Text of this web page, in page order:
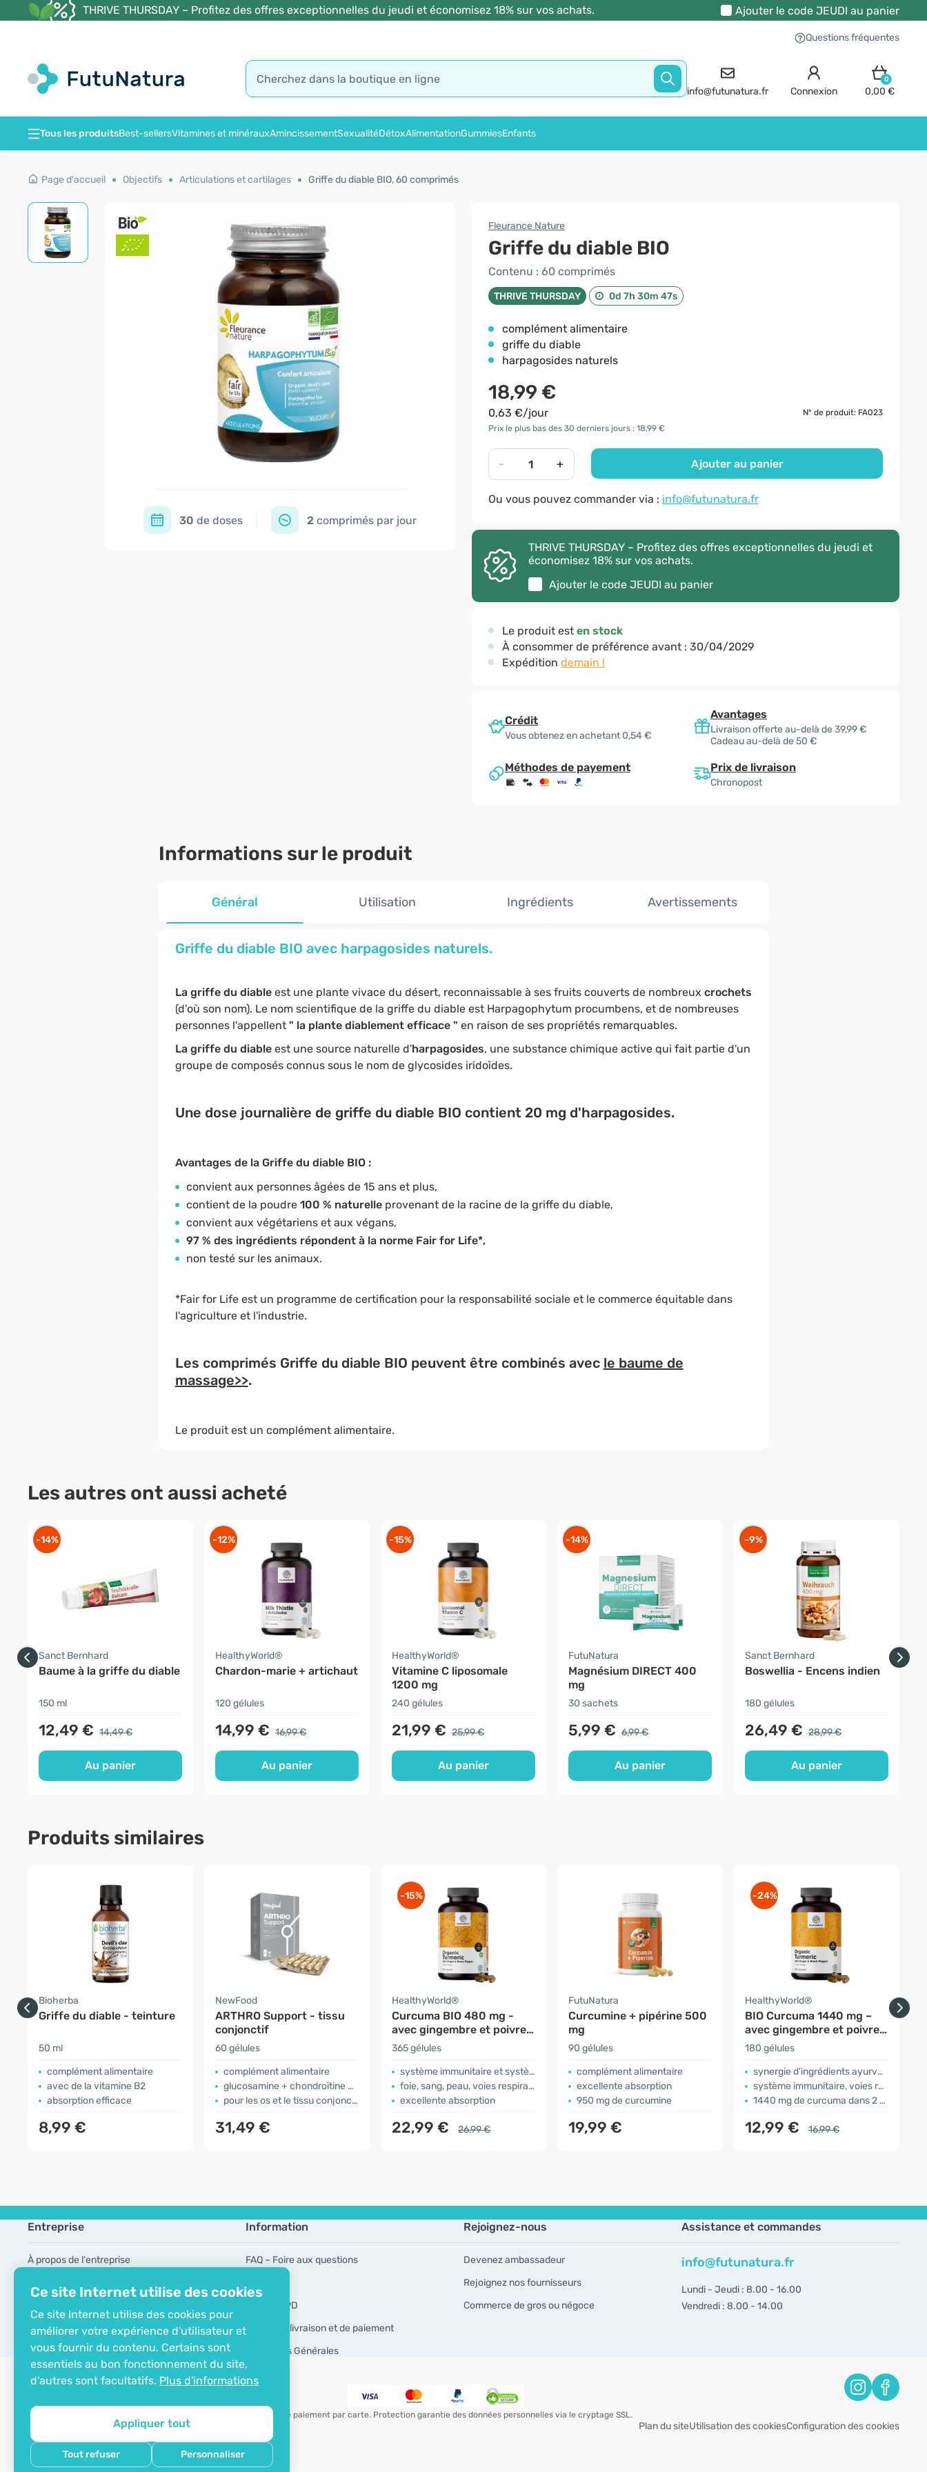
Ce site Internet utilise des cookies
Ce site Internet utilise des cookies pour
améliorer votre expérience d'utilisateur et
vous fournir du contenu. Certains sont
essentiels au bon fonctionnement du site,
d'autres sont facultatifs. Plus d'informations
Appliquer tout
Tout refuser Personnaliser
THRIVE THURSDAY – Profitez des offres exceptionnelles du jeudi et économisez 18% sur vos achats. Ajouter le code JEUDI au panier
Questions fréquentes
info@futunatura.fr Connexion
0
0,00 €
Tous les produitsBest-sellersVitamines et minérauxAmincissementSexualitéDétoxAlimentationGummiesEnfants
Page d'accueil Objectifs Articulations et cartilages Griffe du diable BIO, 60 comprimés
30 de doses 2 comprimés par jour
Fleurance Nature
Griffe du diable BIO
Contenu : 60 comprimés
THRIVE THURSDAY 0d 7h 30m 46s
complément alimentaire
griffe du diable
harpagosides naturels
18,99 €
0,63 €/jour
N° de produit: FA023
Prix le plus bas des 30 derniers jours : 18,99 €
- + Ajouter au panier
Ou vous pouvez commander via : info@futunatura.fr
THRIVE THURSDAY – Profitez des offres exceptionnelles du jeudi et
économisez 18% sur vos achats.
Ajouter le code JEUDI au panier
Le produit est en stock
À consommer de préférence avant : 30/04/2029
Expédition demain !
Crédit
Vous obtenez en achetant 0,54 €
Avantages
Livraison offerte au-delà de 39,99 €
Cadeau au-delà de 50 €
Méthodes de payement Prix de livraison
Chronopost
Informations sur le produit
Général Utilisation Ingrédients Avertissements
Griffe du diable BIO avec harpagosides naturels.
La griffe du diable est une plante vivace du désert, reconnaissable à ses fruits couverts de nombreux crochets
(d'où son nom). Le nom scientifique de la griffe du diable est Harpagophytum procumbens, et de nombreuses
personnes l'appellent " la plante diablement efficace " en raison de ses propriétés remarquables.
La griffe du diable est une source naturelle d'harpagosides, une substance chimique active qui fait partie d'un
groupe de composés connus sous le nom de glycosides iridoïdes.
Une dose journalière de griffe du diable BIO contient 20 mg d'harpagosides.
Avantages de la Griffe du diable BIO :
convient aux personnes âgées de 15 ans et plus,
contient de la poudre 100 % naturelle provenant de la racine de la griffe du diable,
convient aux végétariens et aux végans,
97 % des ingrédients répondent à la norme Fair for Life*,
non testé sur les animaux.
*Fair for Life est un programme de certification pour la responsabilité sociale et le commerce équitable dans
l'agriculture et l'industrie.
Les comprimés Griffe du diable BIO peuvent être combinés avec le baume de
massage>>.
Le produit est un complément alimentaire.
Les autres ont aussi acheté
-14%
Sanct Bernhard
Baume à la griffe du diable
150 ml
12,49 € 14,49 €
Au panier
-12%
HealthyWorld®
Chardon-marie + artichaut
120 gélules
14,99 € 16,99 €
Au panier
-15%
HealthyWorld®
Vitamine C liposomale
1200 mg
240 gélules
21,99 € 25,99 €
Au panier
-14%
FutuNatura
Magnésium DIRECT 400
mg
30 sachets
5,99 € 6,99 €
Au panier
-9%
Sanct Bernhard
Boswellia - Encens indien
180 gélules
26,49 € 28,99 €
Au panier
Produits similaires
Bioherba
Griffe du diable - teinture
50 ml
complément alimentaire
avec de la vitamine B2
absorption efficace
8,99 €
NewFood
ARTHRO Support - tissu
conjonctif
60 gélules
complément alimentaire
glucosamine + chondroïtine + manganèse
pour les os et le tissu conjonctif
31,49 €
-15%
HealthyWorld®
Curcuma BIO 480 mg -
avec gingembre et poivre
noir
365 gélules
système immunitaire et système nerveux
foie, sang, peau, voies respiratoires
excellente absorption
22,99 € 26,99 €
FutuNatura
Curcumine + pipérine 500
mg
90 gélules
complément alimentaire
excellente absorption
950 mg de curcumine
19,99 €
-24%
HealthyWorld®
BIO Curcuma 1440 mg –
avec gingembre et poivre
noir
180 gélules
synergie d'ingrédients ayurvédiques
système immunitaire, voies respiratoires, système circulatoire
1440 mg de curcuma dans 2 gélules
12,99 € 16,99 €
Entreprise
À propos de l'entreprise
Information
FAQ – Foire aux questions
Outils RGPD
Modes de livraison et de paiement
Conditions Générales
Rejoignez-nous
Devenez ambassadeur
Rejoignez nos fournisseurs
Commerce de gros ou négoce
Assistance et commandes
info@futunatura.fr
Lundi - Jeudi : 8.00 - 16.00
Vendredi : 8.00 - 14.00
Possibilité de paiement par carte. Protection garantie des données personnelles via le cryptage SSL.
Droit d'auteur© 2012 - 2026   |   Be Healthy Group d.o.o. Plan du siteUtilisation des cookiesConfiguration des cookies